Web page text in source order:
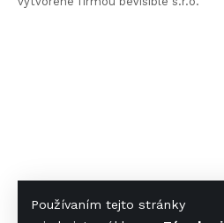
Používaním tejto stránky